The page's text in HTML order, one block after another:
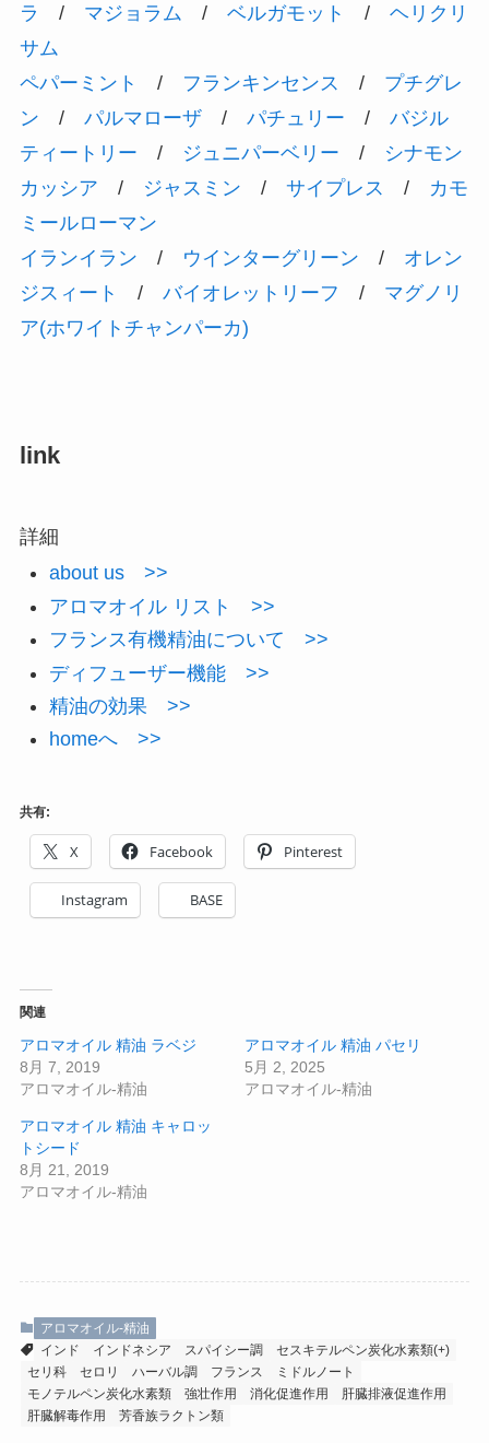
ラ
/ マジョラム / ベルガモット / ヘリクリ
サム
ペパーミント
/ フランキンセンス / プチグレ
ン / パルマローザ/ パチュリー / バジル
ティートリー / ジュニパーベリー /
シナモン
カッシア / ジャスミン / サイプレス /
カモ
ミールローマン
イランイラン / ウインターグリーン / オレン
ジスィート
/ バイオレットリーフ / マグノリ
ア(ホワイトチャンパーカ)
link
詳細
about us >>
アロマオイル リスト >>
フランス有機精油について >>
ディフューザー機能 >>
精油の効果 >>
homeへ >>
共有:
X Facebook Pinterest
Instagram BASE
関連
アロマオイル 精油 ラベジ
8月 7, 2019
アロマオイル-精油
アロマオイル 精油 パセリ
5月 2, 2025
アロマオイル-精油
アロマオイル 精油 キャロッ
トシード
8月 21, 2019
アロマオイル-精油
アロマオイル-精油
インド
インドネシア スパイシー調
セスキテルペン炭化水素類(+)
セリ科
セロリ ハーバル調 フランス
ミドルノート
モノテルペン炭化水素類
強壮作用 消化促進作用
肝臓排液促進作用
肝臓解毒作用
芳香族ラクトン類